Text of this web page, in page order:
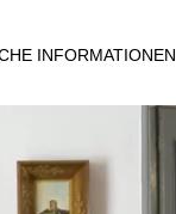
INFORMATIONEN